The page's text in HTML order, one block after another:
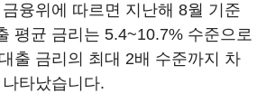
융위에 따르면 지난해 8월 기준
평균 금리는 5.4~10.7% 수준으로
출 금리의 최대 2배 수준까지 차
타났습니다.